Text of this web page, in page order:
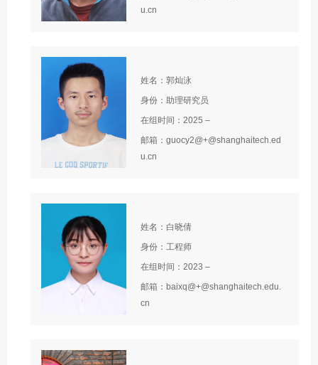
u.cn
姓名：郭灿泳
身份：助理研究员
在组时间：2025 –
邮箱：guocy2@+@shanghaitech.ed
u.cn
姓名：白晓倩
身份：工程师
在组时间：2023 –
邮箱：baixq@+@shanghaitech.edu.
cn